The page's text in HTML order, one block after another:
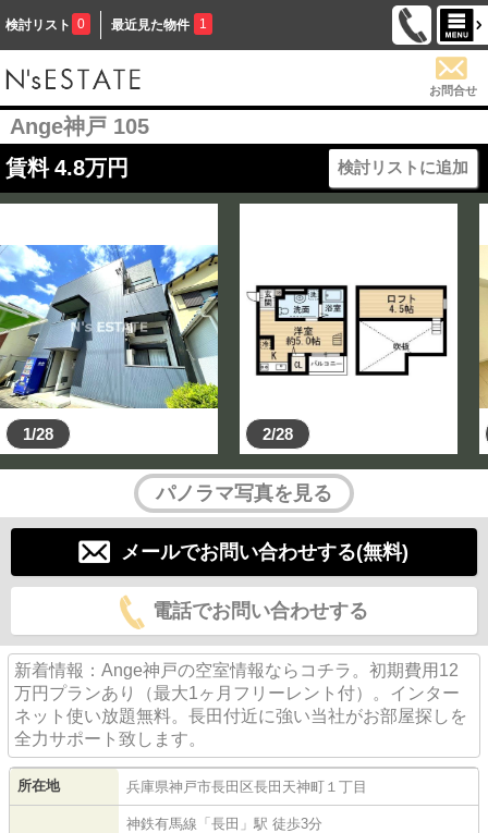
検討リスト 0 最近見た物件 1
お問合せ
Ange神戸 105
賃料 4.8万円 検討リストに追加
1/28 2/28
パノラマ写真を見る
メールでお問い合わせする(無料)
電話でお問い合わせする
新着情報：Ange神戸の空室情報ならコチラ。初期費用12
万円プランあり（最大1ヶ月フリーレント付）。インター
ネット使い放題無料。長田付近に強い当社がお部屋探しを
全力サポート致します。
所在地 兵庫県神戸市長田区長田天神町 １丁目
神鉄有馬線 「 長田 」駅 徒歩3分